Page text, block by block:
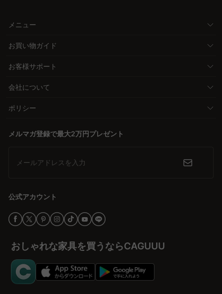
メニュー
お買い物ガイド
お客様サポート
会社について
ポリシー
メルマガ登録で最大2万円プレゼント
メールアドレスを入力
公式アカウント
おしゃれな家具を買うならCAGUUU